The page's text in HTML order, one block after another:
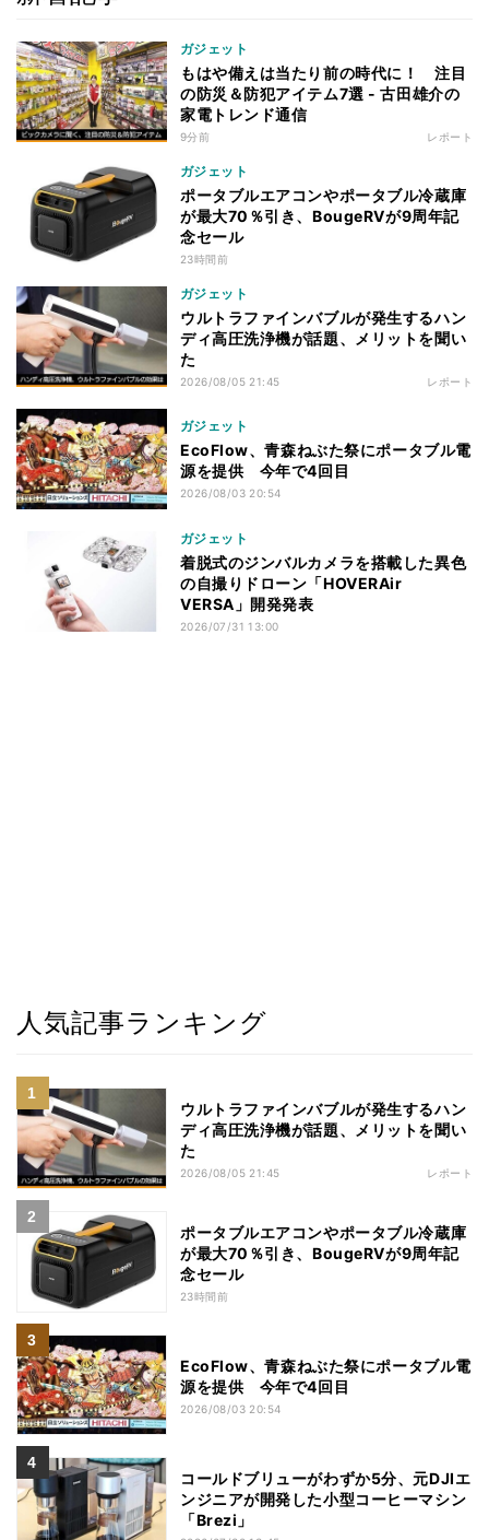
ガジェット
もはや備えは当たり前の時代に！ 注目
の防災＆防犯アイテム7選 - 古田雄介の
家電トレンド通信
9分前 レポート
ガジェット
ポータブルエアコンやポータブル冷蔵庫
が最大70％引き、BougeRVが9周年記
念セール
23時間前
ガジェット
ウルトラファインバブルが発生するハン
ディ高圧洗浄機が話題、メリットを聞い
た
2026/08/05 21:45 レポート
ガジェット
EcoFlow、青森ねぶた祭にポータブル電
源を提供 今年で4回目
2026/08/03 20:54
ガジェット
着脱式のジンバルカメラを搭載した異色
の自撮りドローン「HOVERAir
VERSA」開発発表
2026/07/31 13:00
人気記事ランキング
ウルトラファインバブルが発生するハン
ディ高圧洗浄機が話題、メリットを聞い
た
2026/08/05 21:45 レポート
ポータブルエアコンやポータブル冷蔵庫
が最大70％引き、BougeRVが9周年記
念セール
23時間前
EcoFlow、青森ねぶた祭にポータブル電
源を提供 今年で4回目
2026/08/03 20:54
コールドブリューがわずか5分、元DJIエ
ンジニアが開発した小型コーヒーマシン
「Brezi」